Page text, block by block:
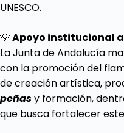
UNESCO.
💡Apoyo institucional
La Junta de Andalucía
con la promoción del
de creación artística,
peñasy formación,
que busca fortalecer